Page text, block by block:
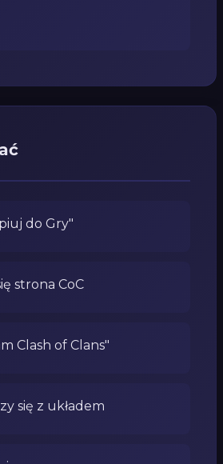
do Gry"
strona CoC
Clash of Clans"
się z układem